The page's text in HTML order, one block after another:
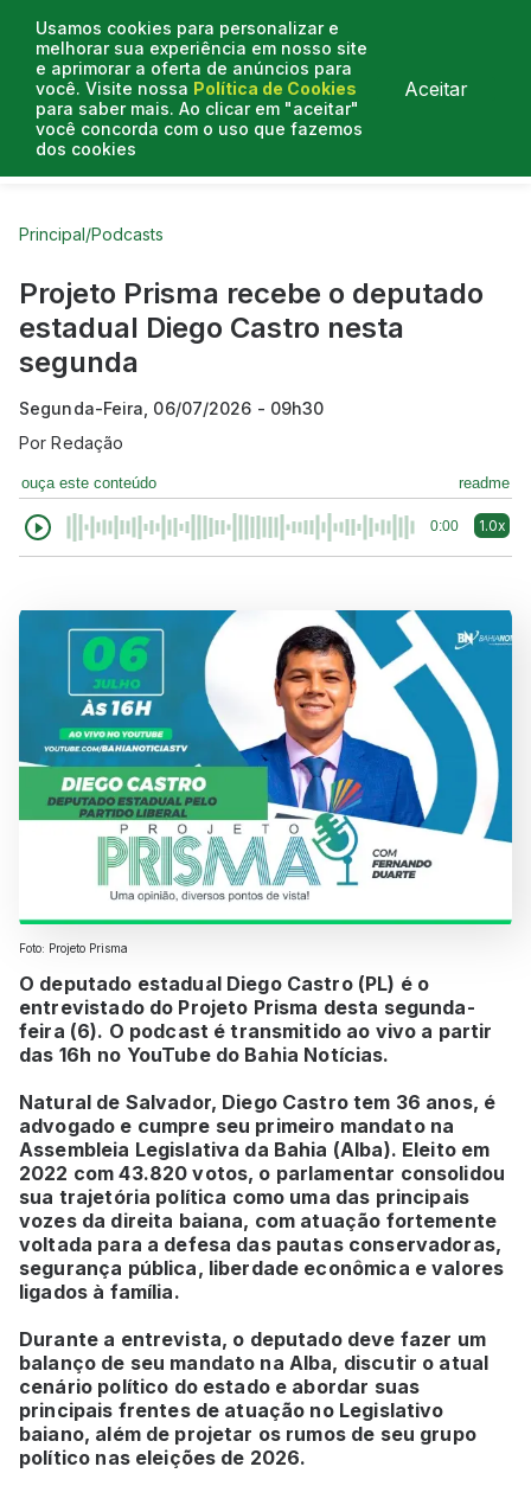
Usamos cookies para personalizar e
melhorar sua experiência em nosso site
e aprimorar a oferta de anúncios para
você. Visite nossa Política de Cookies
para saber mais. Ao clicar em "aceitar"
você concorda com o uso que fazemos
dos cookies
Aceitar
Curtas do Poder
Principal/Podcasts
Projeto Prisma recebe o deputado
estadual Diego Castro nesta
segunda
Segunda-Feira, 06/07/2026 - 09h30
PorRedação
ouça este conteúdo readme
0:00 1.0x
Foto: Projeto Prisma
O deputado estadual Diego Castro (PL) é o
entrevistado do Projeto Prisma desta segunda-
feira (6). O podcast é transmitido ao vivo a partir
das 16h no YouTube do Bahia Notícias.
Natural de Salvador, Diego Castro tem 36 anos, é
advogado e cumpre seu primeiro mandato na
Assembleia Legislativa da Bahia (Alba). Eleito em
2022 com 43.820 votos, o parlamentar consolidou
sua trajetória política como uma das principais
vozes da direita baiana, com atuação fortemente
voltada para a defesa das pautas conservadoras,
segurança pública, liberdade econômica e valores
ligados à família.
Durante a entrevista, o deputado deve fazer um
balanço de seu mandato na Alba, discutir o atual
cenário político do estado e abordar suas
principais frentes de atuação no Legislativo
baiano, além de projetar os rumos de seu grupo
político nas eleições de 2026.